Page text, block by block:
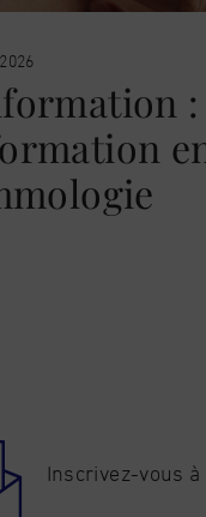
Inscrivez-vous